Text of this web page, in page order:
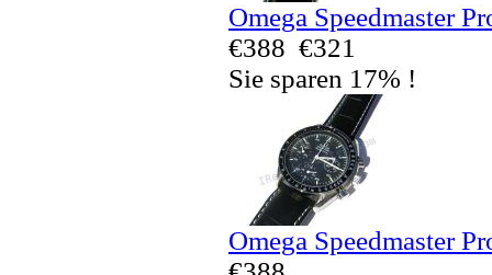
Omega Speedmaster
€388 €321
Sie sparen 17% !
Omega Speedmaster